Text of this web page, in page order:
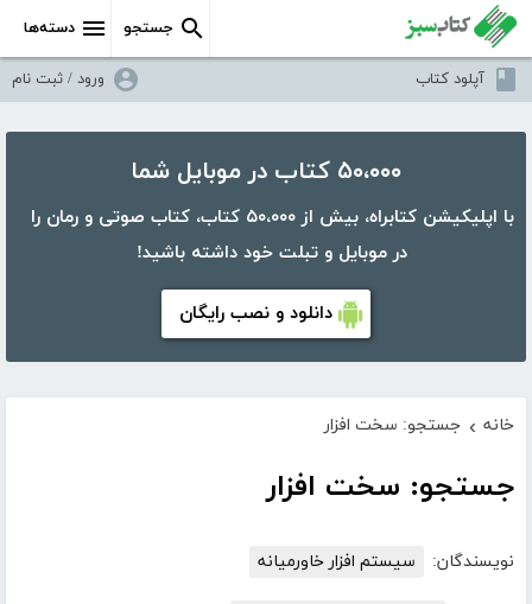
دسته‌ها جستجو
آپلود کتاب ورود / ثبت نام
۵۰،۰۰۰ کتاب در موبایل شما
با اپلیکیشن کتابراه، بیش از ۵۰،۰۰۰ کتاب، کتاب صوتی و رمان را
در موبایل و تبلت خود داشته باشید!
دانلود و نصب رایگان
خانه › جستجو: سخت افزار
جستجو: سخت افزار
نویسندگان: سیستم افزار خاورمیانه